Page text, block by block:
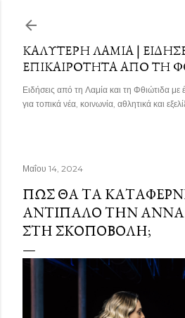
ΚΑΛΎΤΕΡΗ ΛΑΜΊΑ |
ΕΠΙΚΑΙΡΌΤΗΤΑ ΑΠΌ ΤΗ
Ειδήσεις από τη Λαμία και τη Φθιώτιδα
για τοπικά νέα, κοινωνία, αθλητικά και
Μαΐου 14, 2024
ΠΏΣ ΘΑ ΤΑ
ΑΝΤΊΠΑΛΟ ΤΗΝ
ΣΤΗ ΣΚΟΠΟΒΟΛΉ;